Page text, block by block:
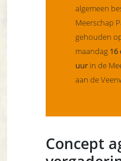
algemeen
Meerschap
gehouden
maandag 16
uur in de
aan de
Concept